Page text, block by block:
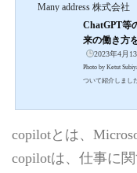
について深く理解
ャンスを掴むこと
Many address 株式会社
ChatGPT等
来の働き方
2023年4月
Photo by Ketut
ついて紹介しまし
れます。そこで本
copilotとは、
copilotは、仕事に